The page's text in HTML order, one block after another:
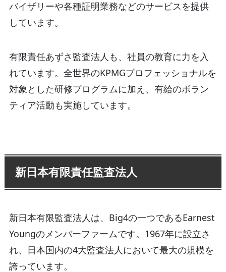
バイザリーや各種証明業務などのサービスを提供
しています。
有限責任あずさ監査法人も、社員の教育に力を入
れています。全世界のKPMGプロフェッショナルを
対象とした研修プログラムに加え、有給のボラン
ティア活動も実施しています。
新日本有限責任監査法人
新日本有限監査法人は、Big4の一つであるEarnest
Youngのメンバーファームです。1967年に設立さ
れ、日本国内の4大監査法人において最大の規模を
誇っています。